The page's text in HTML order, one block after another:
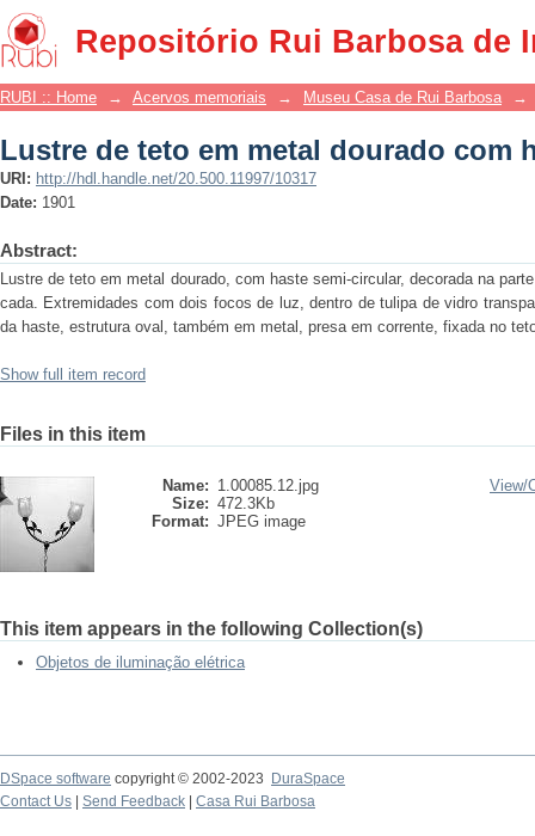
Repositório Rui Barbosa de
Lustre de teto em metal dourado com
RUBI :: Home → Acervos memoriais → Museu Casa de Rui Barbosa →
Lustre de teto em metal dourado com
URI: http://hdl.handle.net/20.500.11997/10317
Date: 1901
Abstract:
Lustre de teto em metal dourado, com haste semi-circular, decorada na
cada. Extremidades com dois focos de luz, dentro de tulipa de vidro
da haste, estrutura oval, também em metal, presa em corrente, fixada no
Show full item record
Files in this item
Name: 1.00085.12.jpg
Size: 472.3Kb
Format: JPEG image
View/
This item appears in the following Collection(s)
Objetos de iluminação elétrica
DSpace software copyright © 2002-2023
DuraSpace
Contact Us
Send Feedback Casa Rui Barbosa